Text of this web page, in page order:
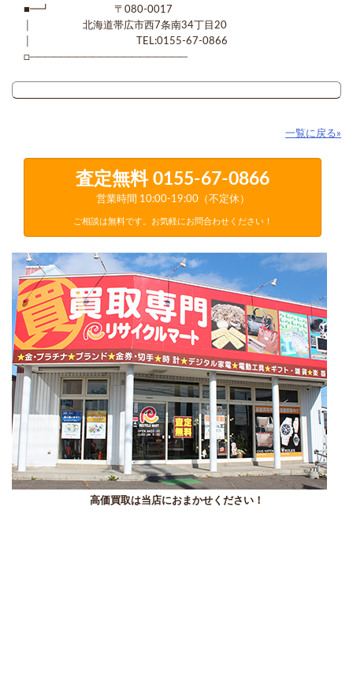
■━┛ 〒080-0017
│ 北海道帯広市西7条南34丁目20
│ TEL:0155-67-0866
□────────────────────
一覧に戻る»
査定無料 0155-67-0866
営業時間 10:00-19:00（不定休）
ご相談は無料です。お気軽にお問合わせください！
高価買取は当店におまかせください！